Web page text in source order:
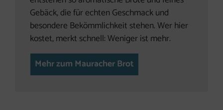
Gebäck, die für echten Geschmack und
besondere Bekömmlichkeit stehen. Wer hier
kostet, merkt schnell: Weniger ist mehr.
Mehr zum Mauracher Brot